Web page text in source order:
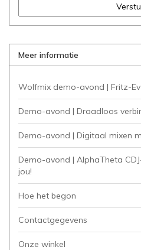
Meer informatie
Wolfmix demo-avond | Fritz-
Demo-avond | Draadloos
Demo-avond | Digitaal mixen
Demo-avond | AlphaTheta
jou!
Hoe het begon
Contactgegevens
Onze winkel